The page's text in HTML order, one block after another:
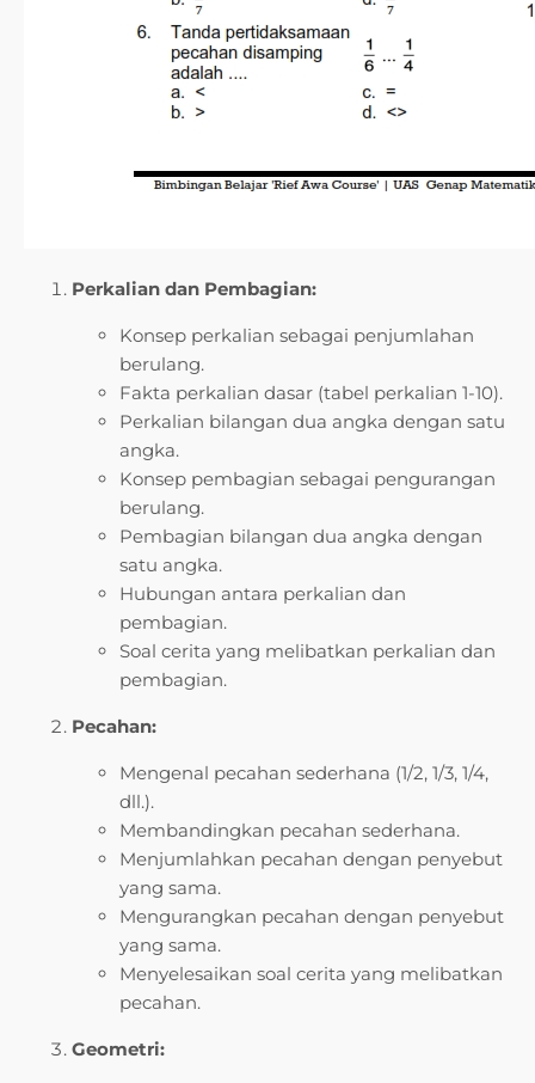
Perkalian dan Pembagian:
Konsep perkalian sebagai penjumlahan
berulang.
Fakta perkalian dasar (tabel perkalian 1-10).
Perkalian bilangan dua angka dengan satu
angka.
Konsep pembagian sebagai pengurangan
berulang.
Pembagian bilangan dua angka dengan
satu angka.
Hubungan antara perkalian dan
pembagian.
Soal cerita yang melibatkan perkalian dan
pembagian.
Pecahan:
Mengenal pecahan sederhana (1/2, 1/3, 1/4,
dll.).
Membandingkan pecahan sederhana.
Menjumlahkan pecahan dengan penyebut
yang sama.
Mengurangkan pecahan dengan penyebut
yang sama.
Menyelesaikan soal cerita yang melibatkan
pecahan.
Geometri: